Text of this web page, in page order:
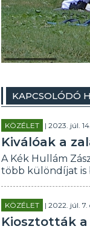
KAPCSOLÓDÓ
KÖZÉLET | 2023. júl.
Kiválóak a
A Kék Hullám
több különdíjat is
KÖZÉLET | 2022. júl.
Kiosztották